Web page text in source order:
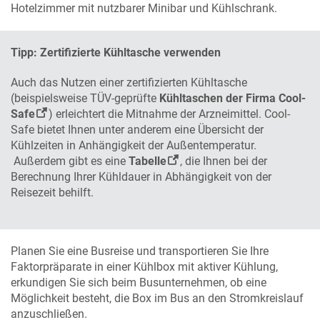
Hotelzimmer mit nutzbarer Minibar und Kühlschrank.
Tipp: Zertifizierte Kühltasche verwenden
Auch das Nutzen einer zertifizierten Kühltasche
(beispielsweise TÜV-geprüfte Kühltaschen der Firma Cool-
Safe
) erleichtert die Mitnahme der Arzneimittel. Cool-
Safe bietet Ihnen unter anderem eine Übersicht der
Kühlzeiten in Anhängigkeit der Außentemperatur.
Außerdem gibt es eine Tabelle
, die Ihnen bei der
Berechnung Ihrer Kühldauer in Abhängigkeit von der
Reisezeit behilft.
Planen Sie eine Busreise und transportieren Sie Ihre
Faktorpräparate in einer Kühlbox mit aktiver Kühlung,
erkundigen Sie sich beim Busunternehmen, ob eine
Möglichkeit besteht, die Box im Bus an den Stromkreislauf
anzuschließen.